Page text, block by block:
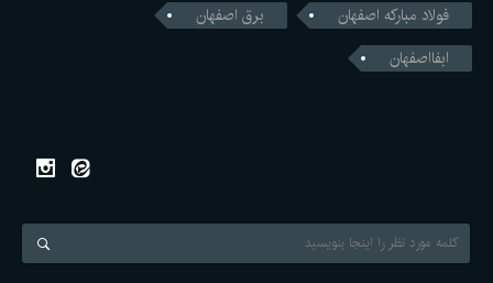
فولاد مبارکه اصفهان
برق اصفهان
ابفااصفهان